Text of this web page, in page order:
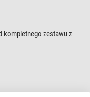
kompletnego zestawu z